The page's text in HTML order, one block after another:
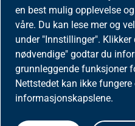
en best mulig opplevelse
våre. Du kan lese mer og
under "Innstillinger". Klikker
nødvendige" godtar du
grunnleggende funksjoner
Nettstedet kan ikke
informasjonskapslene.
Meld deg på nyhetsbrev
Presse